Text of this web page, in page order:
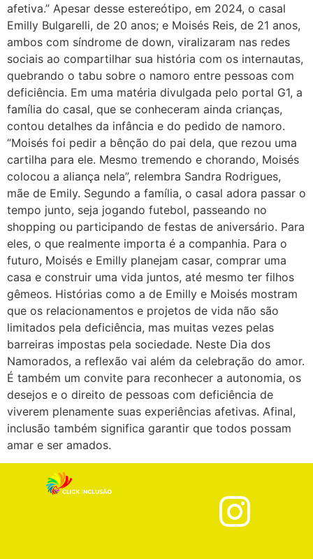
afetiva.” Apesar desse estereótipo, em 2024, o casal
Emilly Bulgarelli, de 20 anos; e Moisés Reis, de 21 anos,
ambos com síndrome de down, viralizaram nas redes
sociais ao compartilhar sua história com os internautas,
quebrando o tabu sobre o namoro entre pessoas com
deficiência. Em uma matéria divulgada pelo portal G1, a
família do casal, que se conheceram ainda crianças,
contou detalhes da infância e do pedido de namoro.
“Moisés foi pedir a bênção do pai dela, que rezou uma
cartilha para ele. Mesmo tremendo e chorando, Moisés
colocou a aliança nela”, relembra Sandra Rodrigues,
mãe de Emily. Segundo a família, o casal adora passar o
tempo junto, seja jogando futebol, passeando no
shopping ou participando de festas de aniversário. Para
eles, o que realmente importa é a companhia. Para o
futuro, Moisés e Emilly planejam casar, comprar uma
casa e construir uma vida juntos, até mesmo ter filhos
gêmeos. Histórias como a de Emilly e Moisés mostram
que os relacionamentos e projetos de vida não são
limitados pela deficiência, mas muitas vezes pelas
barreiras impostas pela sociedade. Neste Dia dos
Namorados, a reflexão vai além da celebração do amor.
É também um convite para reconhecer a autonomia, os
desejos e o direito de pessoas com deficiência de
viverem plenamente suas experiências afetivas. Afinal,
inclusão também significa garantir que todos possam
amar e ser amados.